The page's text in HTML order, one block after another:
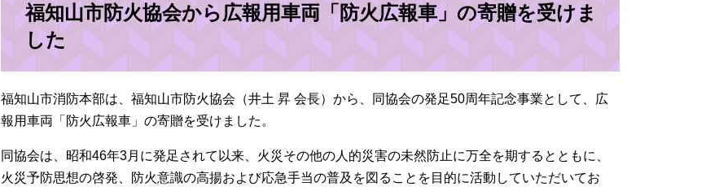
福知山市防火協会から広報用車両「防火広報車」の寄贈を受けま
した
福知山市消防本部は、福知山市防火協会（井土 昇 会長）から、同協会の発足50周年記念事業として、広
報用車両「防火広報車」の寄贈を受けました。
同協会は、昭和46年3月に発足されて以来、火災その他の人的災害の未然防止に万全を期するとともに、
火災予防思想の啓発、防火意識の高揚および応急手当の普及を図ることを目的に活動していただいてお